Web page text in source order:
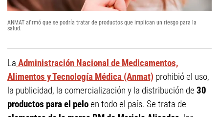
ANMAT afirmó que se podría tratar de productos que implican un riesgo para la
salud.
La Administración Nacional de Medicamentos,
Alimentos y Tecnología Médica (Anmat) prohibió el uso,
la publicidad, la comercialización y la distribución de 30
productos para el peloen todo el país. Se trata de